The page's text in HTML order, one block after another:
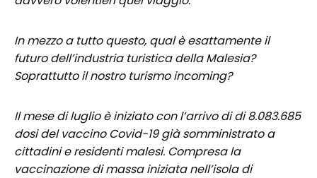
In mezzo a tutto questo, qual è esattamente il
futuro dell’industria turistica della Malesia?
Soprattutto il nostro turismo incoming?
Il mese di luglio è iniziato con l’arrivo di di 8.083.685
dosi del vaccino Covid-19 già somministrato a
cittadini e residenti malesi. Compresa la
vaccinazione di massa iniziata nell’isola di